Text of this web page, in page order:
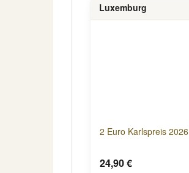
Luxemburg
2 Euro Karlspreis
24,90 €